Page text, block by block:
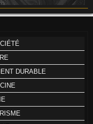
DURABLE